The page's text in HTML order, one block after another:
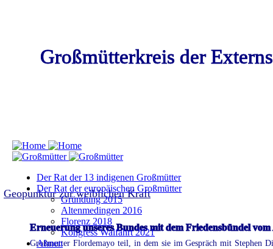
Großmütterkreis der
Erneuerung unseres Bundes mit dem Friedensbündel
Großmutter Flordemayo teil, in dem sie im Gespräch mit Stephen
Geopunktur zur weiblichen Kraft
Der Rat der 13 indigenen Großmütter
Der Rat der europäischen Großmütter
Gründung 2015
Altenmedingen 2016
Florenz 2018
Kongress Walfahrt 2021
Ahnen